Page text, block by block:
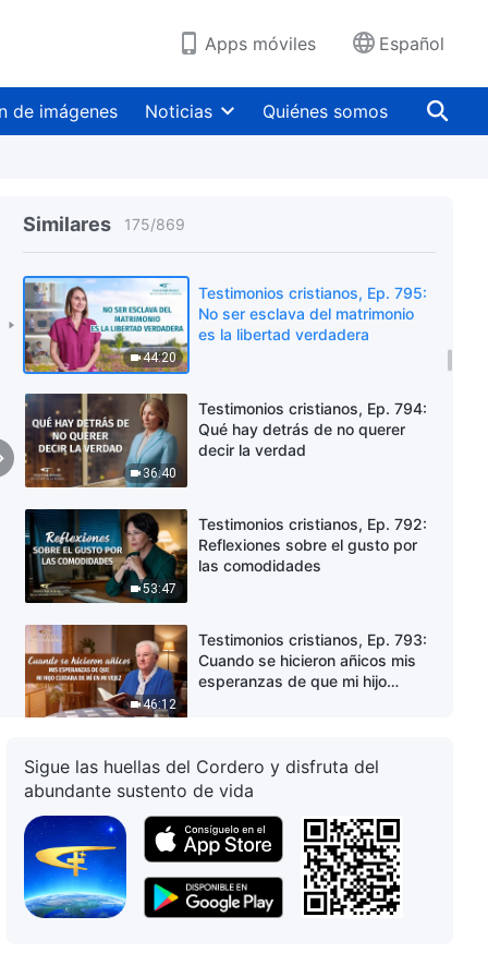
Apps móviles Español
de imágenes Noticias Quiénes somos
Similares 175/869
Testimonios cristianos, Ep. 797:
persona quiera discutir y poner
excusas?
44:20
Testimonios cristianos, Ep. 795:
No ser esclava del matrimonio
es la libertad verdadera
36:40
Testimonios cristianos, Ep. 794:
Qué hay detrás de no querer
decir la verdad
53:47
Testimonios cristianos, Ep. 792:
Reflexiones sobre el gusto por
las comodidades
46:12
Testimonios cristianos, Ep. 793:
Cuando se hicieron añicos mis
esperanzas de que mi hijo
20:34
Testimonios cristianos, Ep. 791:
Desprenderme por fin de mis
celos
Testimonios cristianos, Ep. 790:
¿Es un principio de conducta
devolver la amabilidad a
Sigue las huellas del Cordero y disfruta del
abundante sustento de vida